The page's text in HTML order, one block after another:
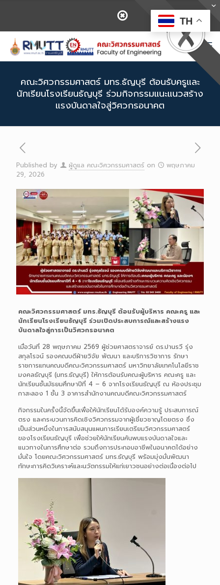
คณะวิศวกรรมศาสตร์ มทร.ธัญบุรี ต้อนรับครูและ
นักเรียนโรงเรียนธัญบุรี ร่วมกิจกรรมแนะแนวสร้าง
แรงบันดาลใจสู่วิศวกรอนาคต
Published by ผู้ดูแล คณะวิศวกรรมศาสตร์ on
พฤษภาคม
29, 2026
คณะวิศวกรรมศาสตร์ มทร.ธัญบุรี ต้อนรับผู้บริหาร คณะครู และ
นักเรียนโรงเรียนธัญบุรี ร่วมเปิดประสบการณ์และสร้างแรง
บันดาลใจสู่การเป็นวิศวกรอนาคต
เมื่อวันที่ 28 พฤษภาคม 2569 ผู้ช่วยศาสตราจารย์ ดร.ปานรวี รุ่ง
สกุลโรจน์ รองคณบดีฝ่ายวิจัย พัฒนา และบริการวิชาการ รักษา
ราชการแทนคณบดีคณะวิศวกรรมศาสตร์ มหาวิทยาลัยเทคโนโลยีราช
มงคลธัญบุรี (มทร.ธัญบุรี) ให้การต้อนรับคณะผู้บริหาร คณะครู และ
นักเรียนชั้นมัธยมศึกษาปีที่ 4 – 6 จากโรงเรียนธัญบุรี ณ ห้องประชุม
กาสะลอง 1 ชั้น 3 อาคารสำนักงานคณบดีคณะวิศวกรรมศาสตร์
กิจกรรมในครั้งนี้จัดขึ้นเพื่อให้นักเรียนได้รับองค์ความรู้ ประสบการณ์
ตรง และกระบวนการคิดเชิงวิศวกรรมจากผู้เชี่ยวชาญโดยตรง ซึ่ง
เป็นส่วนหนึ่งในการสนับสนุนแผนการเรียนเตรียมวิศวกรรมศาสตร์
ของโรงเรียนธัญบุรี เพื่อช่วยให้นักเรียนค้นพบแรงบันดาลใจและ
แนวทางในการศึกษาต่อ รวมถึงการประกอบอาชีพในอนาคตได้อย่าง
มั่นใจ โดยคณะวิศวกรรมศาสตร์ มทร.ธัญบุรี พร้อมมุ่งมั่นพัฒนา
ทักษะการคิดวิเคราะห์และนวัตกรรมให้แก่เยาวชนอย่างต่อเนื่องต่อไป
TH